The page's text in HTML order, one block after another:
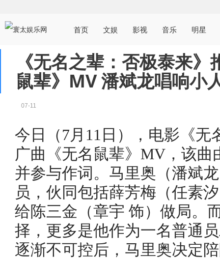
首页 文娱 影视 音乐 明星
《无名之辈：否极泰来
鼠辈》MV 潘斌龙唱响小
07-11
今日（7月11日），电影《
广曲《无名鼠辈》MV，该
并参与作词。马里奥（潘斌
员，伙同包括薛芳梅（任素
给陈三金（章宇 饰）做局。
择，更多是他作为一名普通
逐渐不可控后，马里奥决定